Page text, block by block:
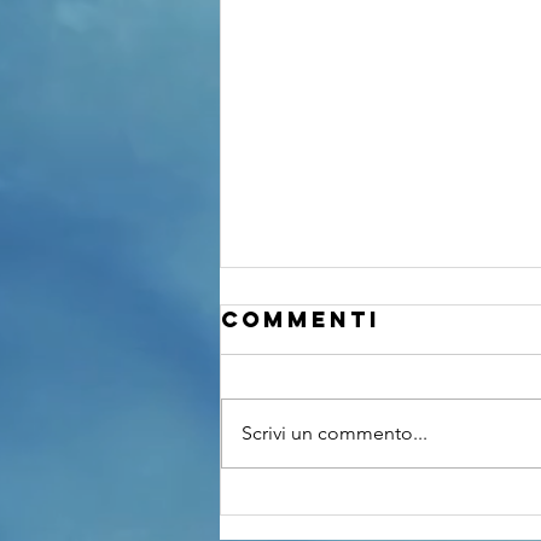
Le 3BATTERIE in
Commenti
Scrivi un commento...